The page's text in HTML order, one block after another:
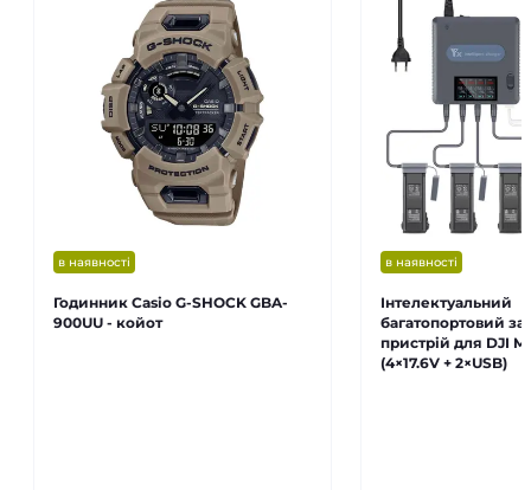
в наявності
Годинник Casio G-SHOCK GBA-
900UU - койот
в наявності
Інтелектуальний
багатопортовий
пристрій для DJI
(4×17.6V + 2×USB)